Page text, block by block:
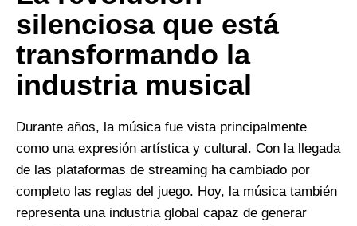
silenciosa que está
transformando la
industria musical
Durante años, la música fue vista principalmente
como una expresión artística y cultural. Con la llegada
de las plataformas de streaming ha cambiado por
completo las reglas del juego. Hoy, la música también
representa una industria global capaz de generar